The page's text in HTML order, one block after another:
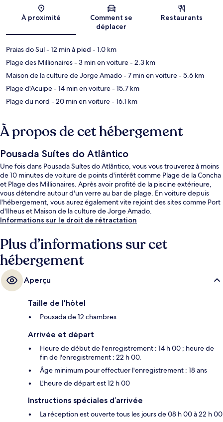
Carte
À proximité
Comment se
déplacer
Restaurants
Praias do Sul- 12 min à pied - 1.0 km
Plage des Millionaires- 3 min en voiture- 2.3 km
Maison de la culture de Jorge Amado- 7 min en voiture- 5.6 km
Plage d'Acuipe- 14 min en voiture- 15.7 km
Plage du nord - 20 min en voiture- 16.1 km
À propos de cet hébergement
Pousada Suítes do Atlântico
Une fois dans Pousada Suítes do Atlântico, vous vous trouverez à moins
de 10 minutes de voiture de points d'intérêt comme Plage de la Concha
et Plage des Millionaires. Après avoir profité de la piscine extérieure,
vous détendre autour d'un verre au bar de plage. En voiture depuis
l'hébergement, vous aurez également vite rejoint des sites comme Port
d'Ilheus et Maison de la culture de Jorge Amado.
Informations sur le droit de rétractation
Plus d’informations sur cet
hébergement
Aperçu
Taille de l'hôtel
Pousada de 12 chambres
Arrivée et départ
Heure de début de l'enregistrement : 14 h 00 ; heure de
fin de l'enregistrement : 22 h 00.
Âge minimum pour effectuer l'enregistrement : 18 ans
L'heure de départ est 12 h 00
Instructions spéciales d’arrivée
La réception est ouverte tous les jours de 08 h 00 à 22 h 00